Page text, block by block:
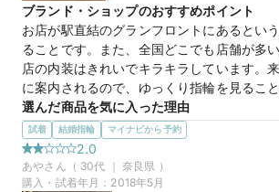
シンプルなデザイン。
高さがあり重ねづけしてもダイヤをしっか
れるところがよかったです。
横から見ても美しく、シンプルなデザイン
のダイヤの見せ方だなと感じました。
マリッジはここまで細いマリッジリングに
たので新鮮で華奢さがかわいかったです。
商品名
ブランド・ショップのおすすめポイント
お店が駅直結のグランフロントにあるとい
ることです。また、全国どこでも店舗が多
店の内装はきれいでキラキラしています。
に案内されるので、ゆっくり指輪を見るこ
選んだ商品を気に入った理由
写真は0.5ctですが、ダイヤをある程度の大
石でも存在感があり美しさが際立つと思い
ザインが長く使えて失敗がないと思う事と
付けも考慮しました。
試着 結婚指輪 マイナビから予約
2.0
あやさん（ 30代 ｜奈良県 ）
購入・試着年月： 2018年5月